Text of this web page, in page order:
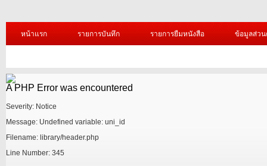
หน้าแรก รายการบันทึก รายการยืมหนังสือ ข้อมูลส่ว
A PHP Error was encountered
Severity: Notice
Message: Undefined variable: uni_id
Filename: library/header.php
Line Number: 345